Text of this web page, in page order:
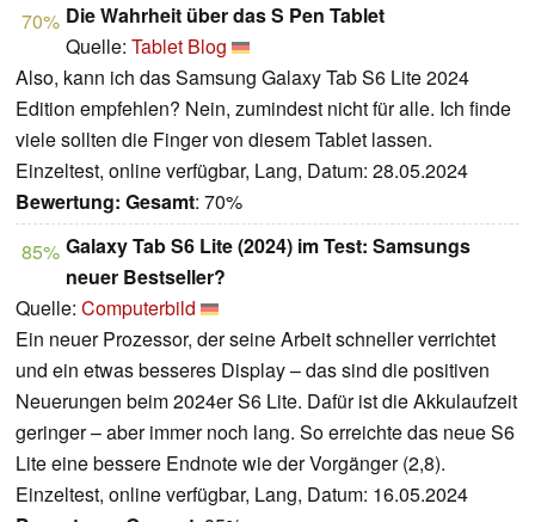
70% Die Wahrheit über das S Pen Tablet
Quelle: Tablet Blog
Also, kann ich das Samsung Galaxy Tab S6 Lite 2024
Edition empfehlen? Nein, zumindest nicht für alle. Ich finde
viele sollten die Finger von diesem Tablet lassen.
Einzeltest, online verfügbar, Lang, Datum: 28.05.2024
Bewertung: Gesamt: 70%
85% Galaxy Tab S6 Lite (2024) im Test: Samsungs
neuer Bestseller?
Quelle: Computerbild
Ein neuer Prozessor, der seine Arbeit schneller verrichtet
und ein etwas besseres Display – das sind die positiven
Neuerungen beim 2024er S6 Lite. Dafür ist die Akkulaufzeit
geringer – aber immer noch lang. So erreichte das neue S6
Lite eine bessere Endnote wie der Vorgänger (2,8).
Einzeltest, online verfügbar, Lang, Datum: 16.05.2024